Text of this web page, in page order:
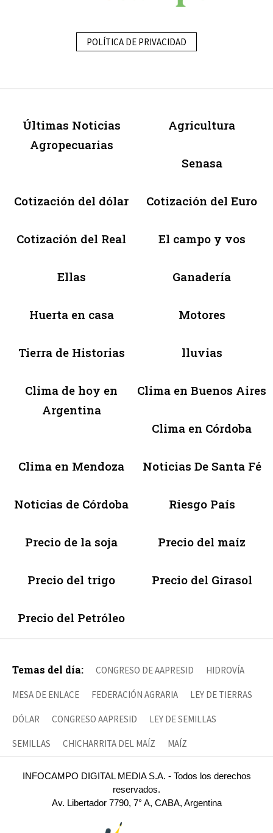
POLÍTICA DE PRIVACIDAD
Últimas Noticias
Agropecuarias
Agricultura
Senasa
Cotización del dólar Cotización del Euro
Cotización del Real El campo y vos
Ellas Ganadería
Huerta en casa Motores
Tierra de Historias lluvias
Clima de hoy en
Argentina
Clima en Buenos Aires
Clima en Córdoba
Clima en Mendoza Noticias De Santa Fé
Noticias de Córdoba Riesgo País
Precio de la soja Precio del maíz
Precio del trigo Precio del Girasol
Precio del Petróleo
Temas del día: CONGRESO DE AAPRESID HIDROVÍA
MESA DE ENLACE FEDERACIÓN AGRARIA LEY DE TIERRAS
DÓLAR CONGRESO AAPRESID LEY DE SEMILLAS
SEMILLAS CHICHARRITA DEL MAÍZ MAÍZ
INFOCAMPO DIGITAL MEDIA S.A. - Todos los derechos
reservados.
Av. Libertador 7790, 7° A, CABA, Argentina